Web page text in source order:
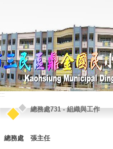
:::
總務處731-組織與工作
總務處 張主任